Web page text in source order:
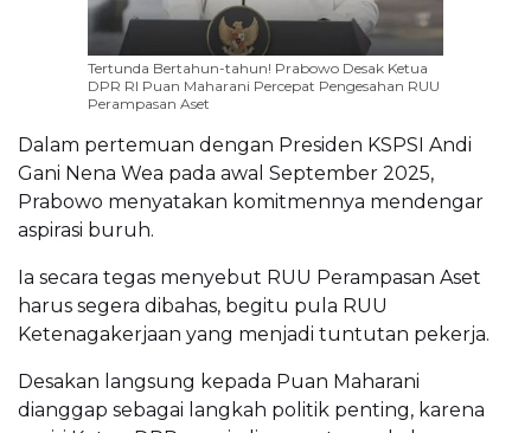
Tertunda Bertahun-tahun! Prabowo Desak Ketua
DPR RI Puan Maharani Percepat Pengesahan RUU
Perampasan Aset
Dalam pertemuan dengan Presiden KSPSI Andi
Gani Nena Wea pada awal September 2025,
Prabowo menyatakan komitmennya mendengar
aspirasi buruh.
Ia secara tegas menyebut RUU Perampasan Aset
harus segera dibahas, begitu pula RUU
Ketenagakerjaan yang menjadi tuntutan pekerja.
Desakan langsung kepada Puan Maharani
dianggap sebagai langkah politik penting, karena